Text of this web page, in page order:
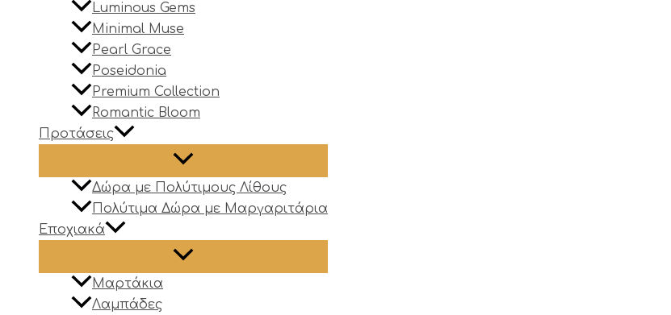
Luminous Gems
Minimal Muse
Pearl Grace
Poseidonia
Premium Collection
Romantic Bloom
Προτάσεις
Δώρα με Πολύτιμους Λίθους
Πολύτιμα Δώρα με Μαργαριτάρια
Εποχιακά
Μαρτάκια
Λαμπάδες